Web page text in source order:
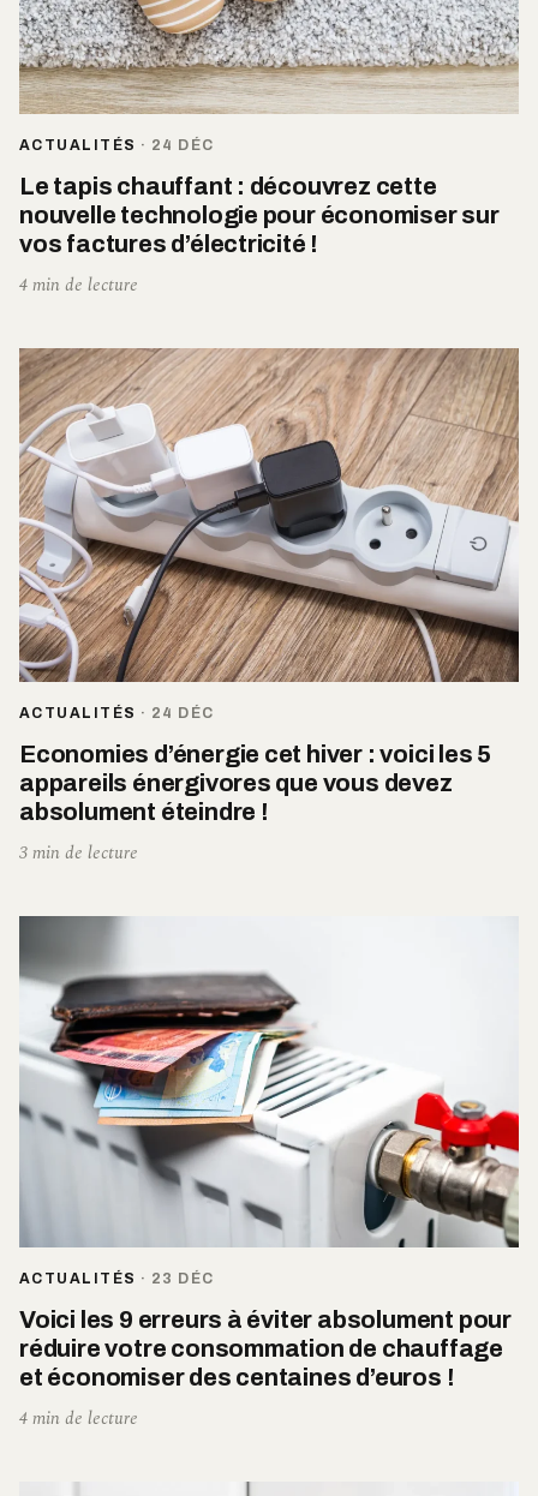
ACTUALITÉS · 24 DÉC
Le tapis chauffant : découvrez cette
nouvelle technologie pour économiser sur
vos factures d’électricité !
4 min de lecture
ACTUALITÉS · 24 DÉC
Economies d’énergie cet hiver : voici les 5
appareils énergivores que vous devez
absolument éteindre !
3 min de lecture
ACTUALITÉS · 23 DÉC
Voici les 9 erreurs à éviter absolument pour
réduire votre consommation de chauffage
et économiser des centaines d’euros !
4 min de lecture